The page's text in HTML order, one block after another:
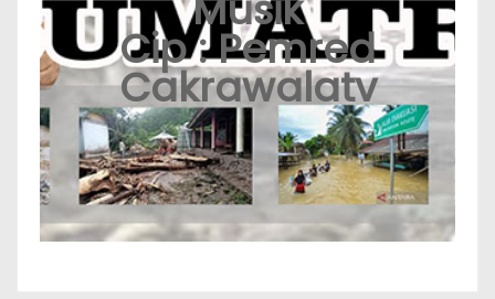
Cip : Pemred
Cakrawalatv